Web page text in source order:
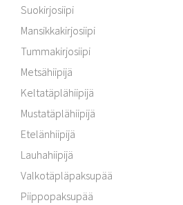
Suokirjosiipi
Mansikkakirjosiipi
Tummakirjosiipi
Metsähiipijä
Keltatäplähiipijä
Mustatäplähiipijä
Etelänhiipijä
Lauhahiipijä
Valkotäpläpaksupää
Piippopaksupää